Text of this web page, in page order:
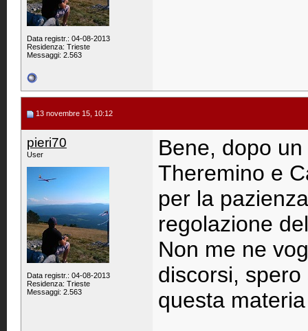
Data registr.: 04-08-2013
Residenza: Trieste
Messaggi: 2.563
13 novembre 15, 10:12
pieri70
User
Data registr.: 04-08-2013
Residenza: Trieste
Messaggi: 2.563
Bene, dopo
Theremino e
per la
regolazione
Non me ne
discorsi,
questa